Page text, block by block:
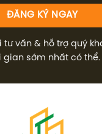
tư vấn & hỗ trợ quý
gian sớm nhất có thể.